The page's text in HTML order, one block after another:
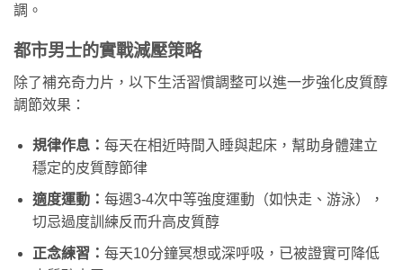
調。
都市男士的實戰減壓策略
除了補充奇力片，以下生活習慣調整可以進一步強化皮質醇
調節效果：
規律作息： 每天在相近時間入睡與起床，幫助身體建立
穩定的皮質醇節律
適度運動： 每週3-4次中等強度運動（如快走、游泳），
切忌過度訓練反而升高皮質醇
正念練習： 每天10分鐘冥想或深呼吸，已被證實可降低